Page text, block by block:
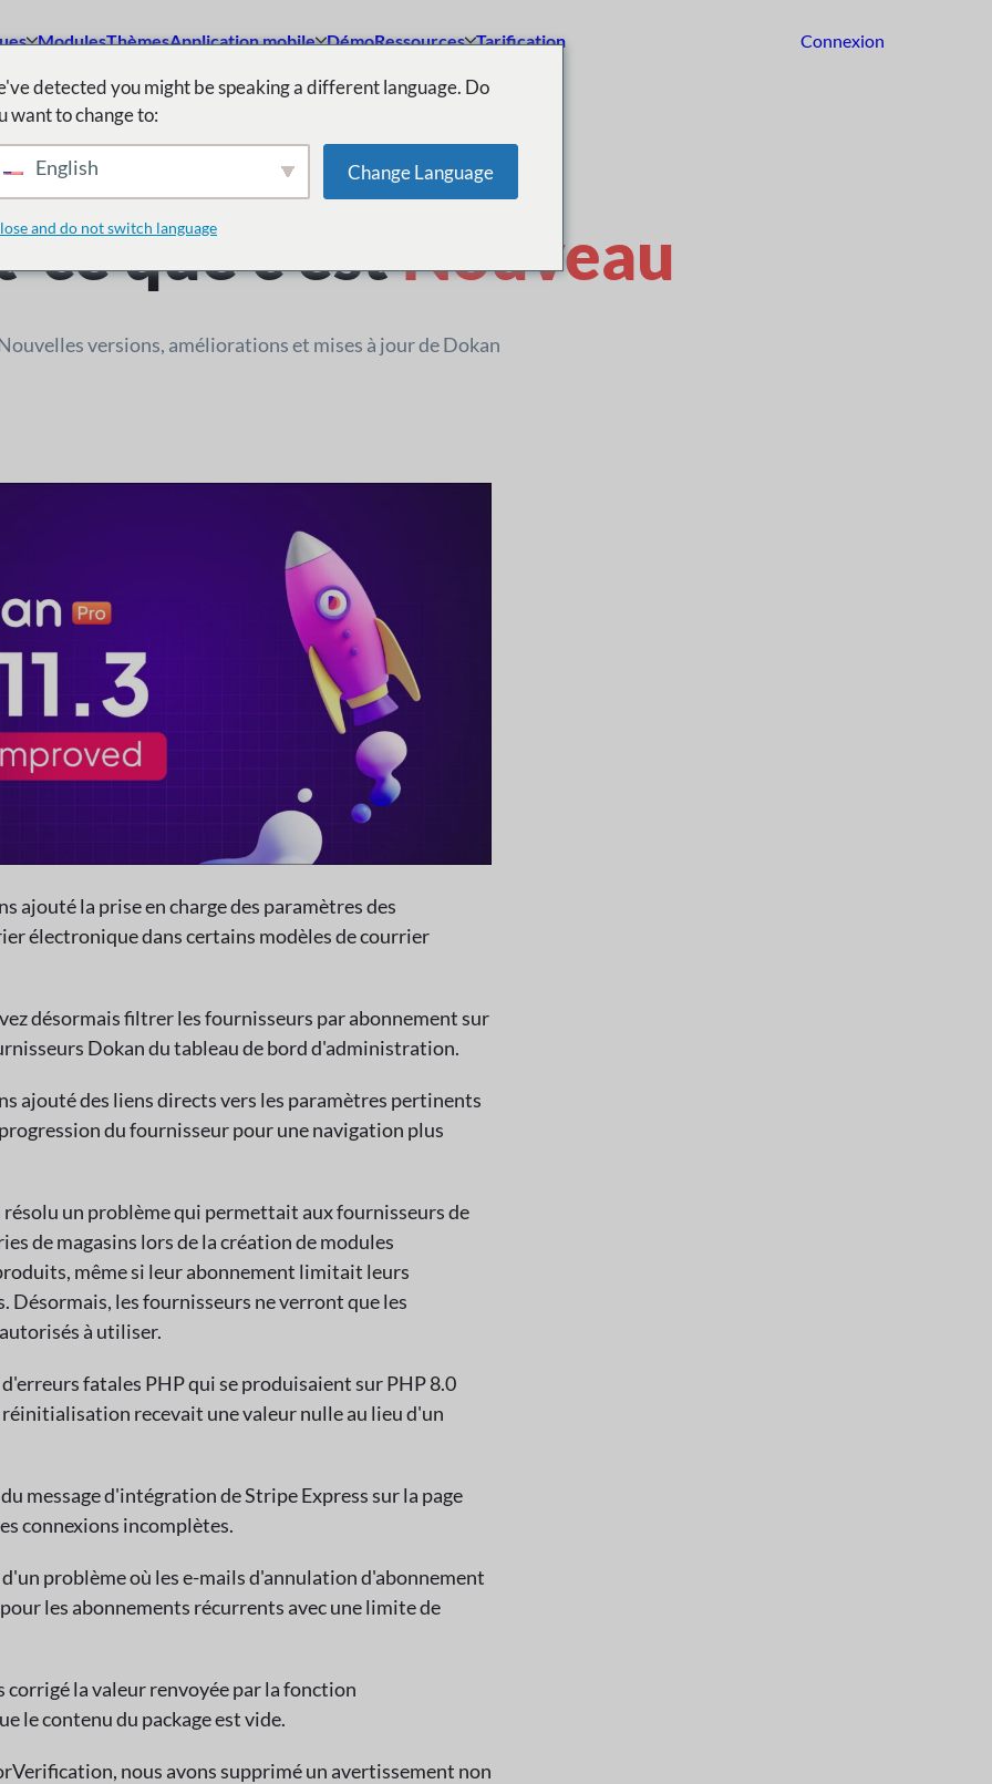
ModulesThèmesApplication mobile DémoRessources Tarification Connexion
Journal des modifications
ce que c'estNouveau
versions, améliorations et mises à jour de Dokan
ajouté la prise en charge des paramètres des
électronique dans certains modèles de courrier
désormais filtrer les fournisseurs par abonnement sur
Dokan du tableau de bord d'administration.
ajouté des liens directs vers les paramètres pertinents
du fournisseur pour une navigation plus
un problème qui permettait aux fournisseurs de
de magasins lors de la création de modules
même si leur abonnement limitait leurs
Désormais, les fournisseurs ne verront que les
à utiliser.
fatales PHP qui se produisaient sur PHP 8.0
recevait une valeur nulle au lieu d'un
message d'intégration de Stripe Express sur la page
connexions incomplètes.
problème où les e-mails d'annulation d'abonnement
les abonnements récurrents avec une limite de
corrigé la valeur renvoyée par la fonction
le contenu du package est vide.
nous avons supprimé un avertissement non
detected you might be speaking a different language. Do
want to change to:
English Change Language
and do not switch language